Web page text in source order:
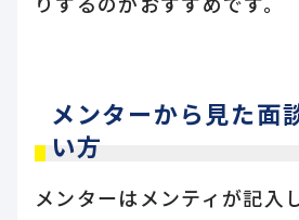
メンターから見た面
い方
メンターはメンティが記入